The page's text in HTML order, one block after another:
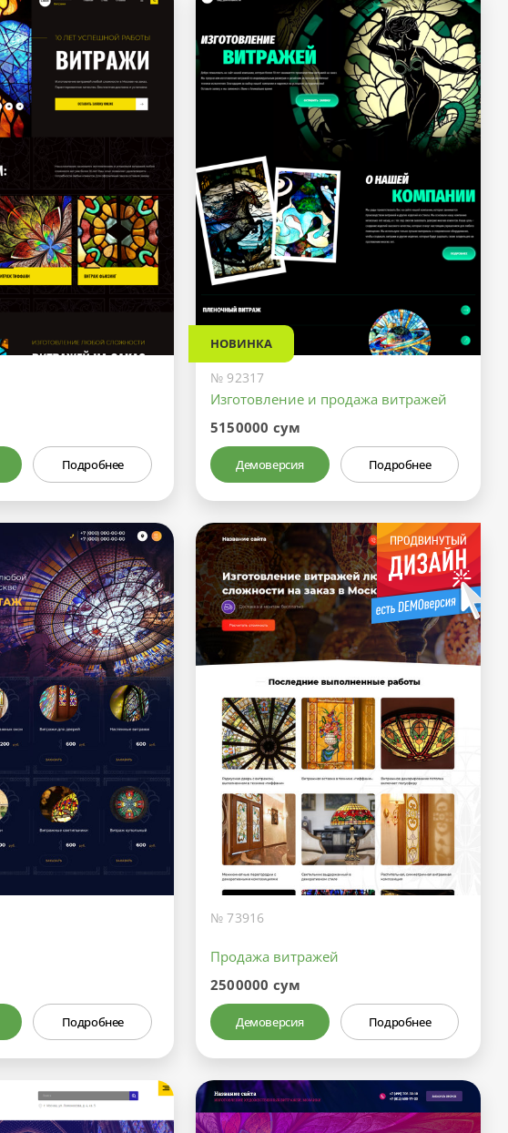
Подробнее
НОВИНКА
№ 92317
Изготовление и продажа витражей
5150000 сум
Демоверсия Подробнее
Подробнее
№ 73916
Продажа витражей
2500000 сум
Демоверсия Подробнее